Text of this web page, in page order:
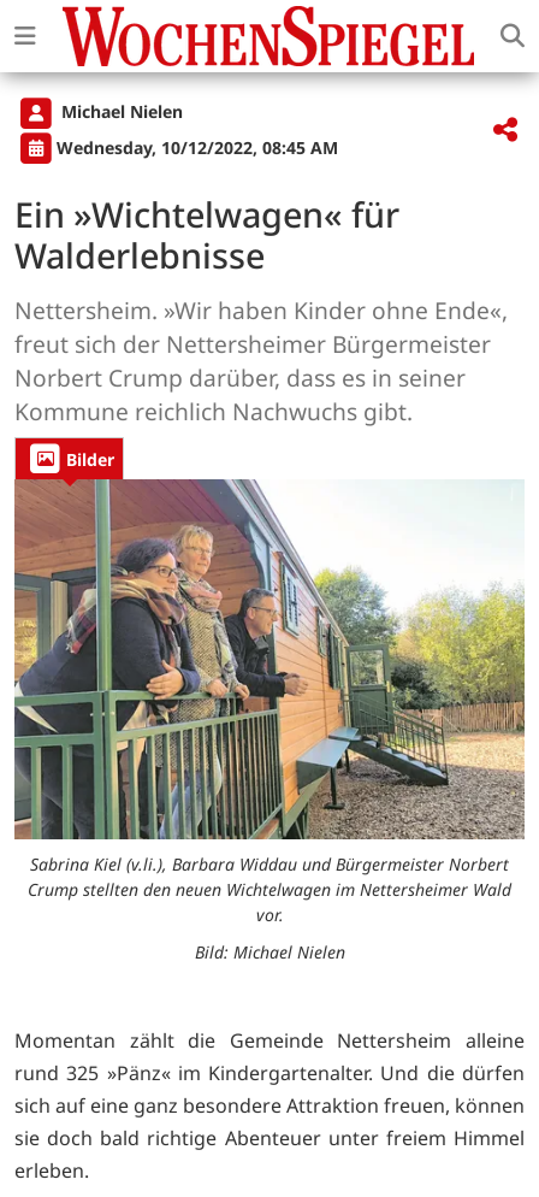
Michael Nielen
Wednesday, 10/12/2022, 08:45 AM
Ein »Wichtelwagen« für
Walderlebnisse
Nettersheim. »Wir haben Kinder ohne Ende«,
freut sich der Nettersheimer Bürgermeister
Norbert Crump darüber, dass es in seiner
Kommune reichlich Nachwuchs gibt.
Bilder
Sabrina Kiel (v.li.), Barbara Widdau und Bürgermeister Norbert
Crump stellten den neuen Wichtelwagen im Nettersheimer Wald
vor.
Bild: Michael Nielen
Momentan zählt die Gemeinde Nettersheim alleine
rund 325 »Pänz« im Kindergartenalter. Und die dürfen
sich auf eine ganz besondere Attraktion freuen, können
sie doch bald richtige Abenteuer unter freiem Himmel
erleben.